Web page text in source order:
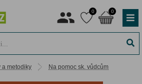
0 0
a metodiky Na pomoc sk. vůdcům